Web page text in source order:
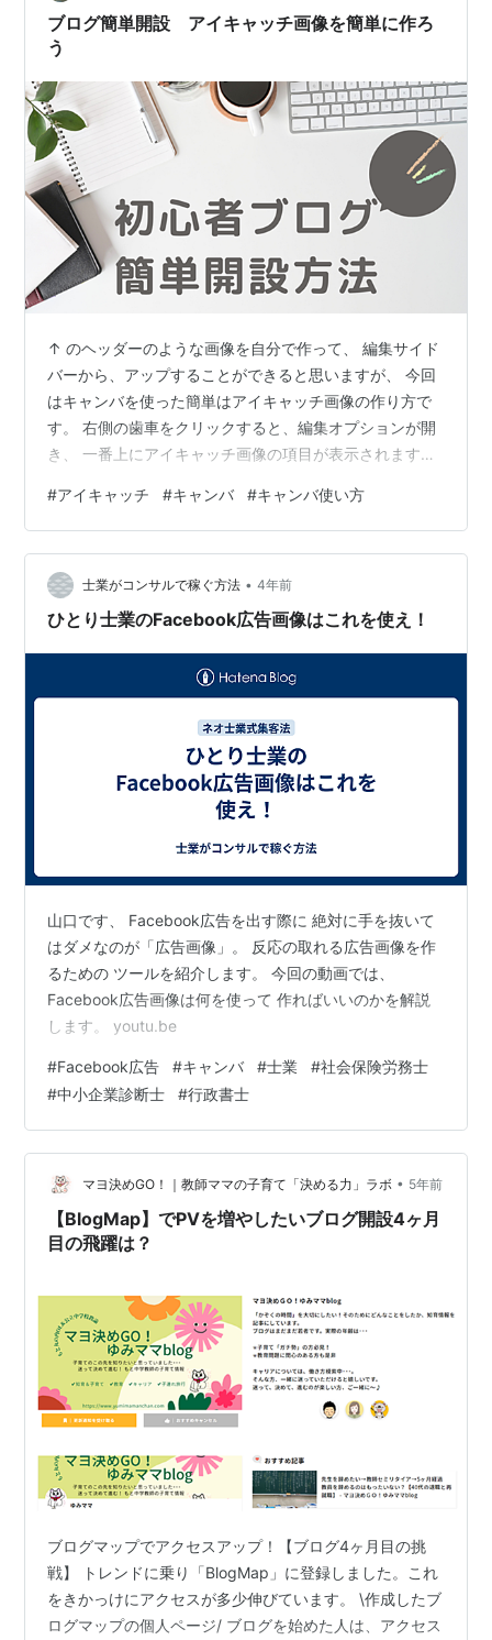
を作成する目的や、どう利用…
ブログ簡単開設 アイキャッチ画像を簡単に作ろ
う
↑ のヘッダーのような画像を自分で作って、 編集サイド
バーから、アップすることができると思いますが、 今回
はキャンバを使った簡単はアイキャッチ画像の作り方で
す。 右側の歯車をクリックすると、編集オプションが開
き、 一番上にアイキャッチ画像の項目が表示されます。
画面が表示されますので、cookieを許可するをクリッ
ク。 キャンバが開きます。 キャンバが開いたら、左側の
テンプレートから合う画像を選びます。 テキストは編集
できるので、心配無用。 こちらを選んでみました。 左側
の「T テキスト」ボタンで文言を編集できます。 編集し
#アイキャッチ #キャンバ #キャンバ使い方
士業がコンサルで稼ぐ方法 • 4年前
ひとり士業のFacebook広告画像はこれを使え！
山口です、 Facebook広告を出す際に 絶対に手を抜いて
はダメなのが「広告画像」。 反応の取れる広告画像を作
るための ツールを紹介します。 今回の動画では、
Facebook広告画像は何を使って 作ればいいのかを解説
します。 youtu.be
#Facebook広告 #キャンバ #士業 #社会保険労務士
#中小企業診断士 #行政書士
マヨ決めGO！｜教師ママの子育て「決める力」ラボ • 5年前
【BlogMap】でPVを増やしたいブログ開設4ヶ月
目の飛躍は？
ブログマップでアクセスアップ！【ブログ4ヶ月目の挑
戦】 トレンドに乗り「BlogMap」に登録しました。これ
をきかっけにアクセスが多少伸びています。 \作成したブ
ログマップの個人ページ/ ブログを始めた人は、アクセス